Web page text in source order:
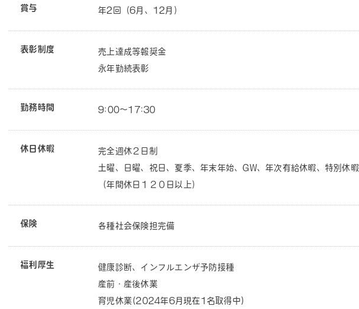
賞与 年2回（6月、12月）
表彰制度
売上達成等報奨金
永年勤続表彰
勤務時間 9:00～17:30
休日休暇
完全週休２日制
土曜、日曜、祝日、夏季、年末年始、GW、年次有給休暇、特別休暇
（年間休日１２０日以上）
保険 各種社会保険担完備
福利厚生
健康診断、インフルエンザ予防接種
産前・産後休業
育児休業(2024年6月現在1名取得中)